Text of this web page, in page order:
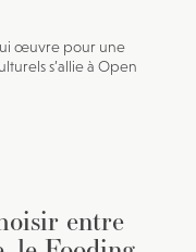
œuvre pour une
s’allie à Open
entre